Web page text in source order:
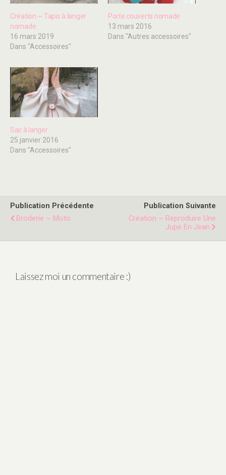
Création ~ Tapis à langer
nomade
16 mars 2019
Dans "Accessoires"
Porte couverts nomade
13 mars 2016
Dans "Autres accessoires"
Sac à langer
25 janvier 2016
Dans "Accessoires"
Publication Précédente
Broderie ~ Moto
Publication Suivante
Création ~ Reproduire Une
Jupe En Jean
Laissez moi un commentaire :)